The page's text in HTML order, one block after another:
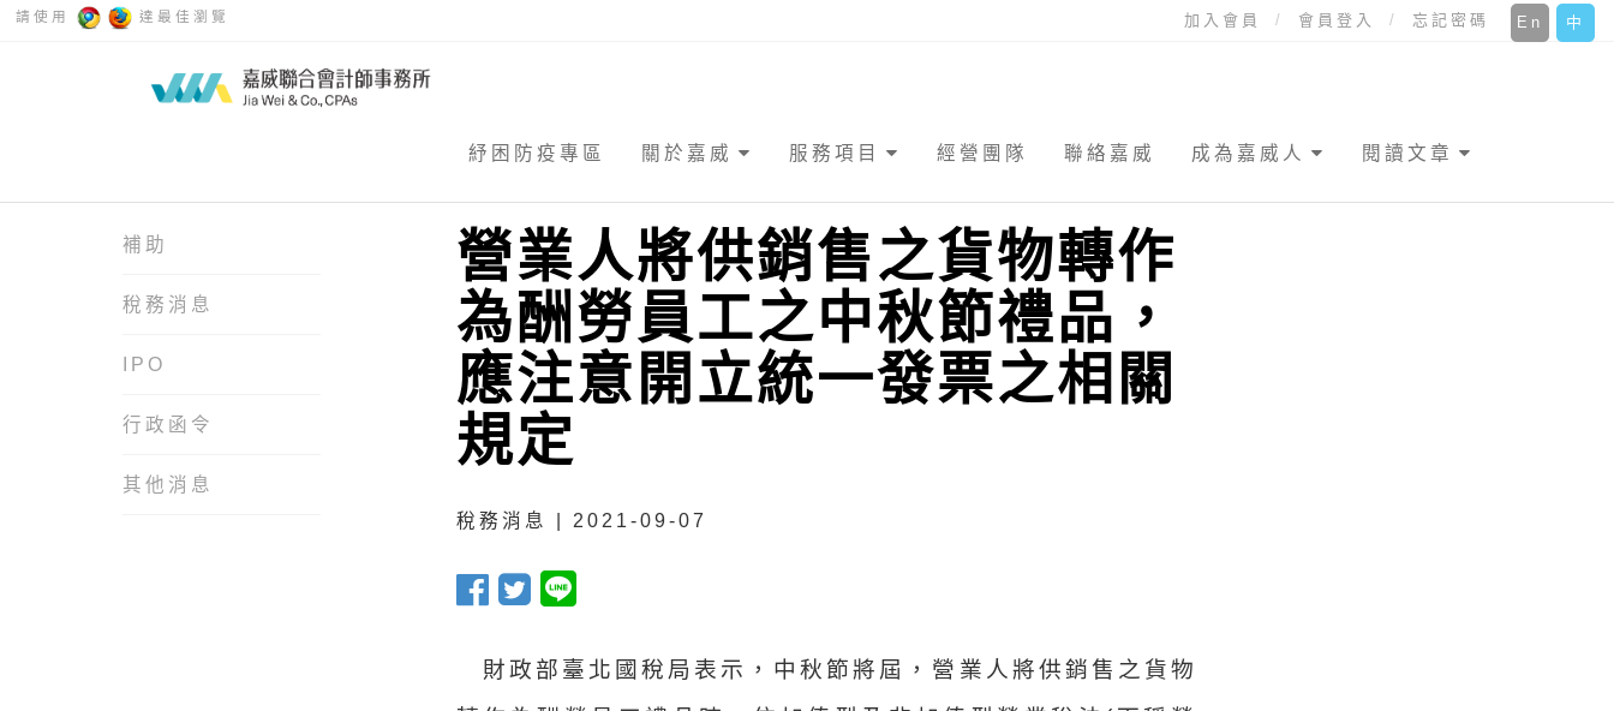
請使用 達最佳瀏覽 中
En
加入會員 會員登入 忘記密碼
紓困防疫專區 關於嘉威 服務項目 經營團隊 聯絡嘉威 成為嘉威人 閱讀文章
補助
稅務消息
IPO
行政函令
其他消息
營業人將供銷售之貨物轉作
為酬勞員工之中秋節禮品，
應注意開立統一發票之相關
規定
稅務消息 | 2021-09-07
財政部臺北國稅局表示，中秋節將屆，營業人將供銷售之貨物